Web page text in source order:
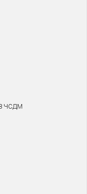
ЧСДМ